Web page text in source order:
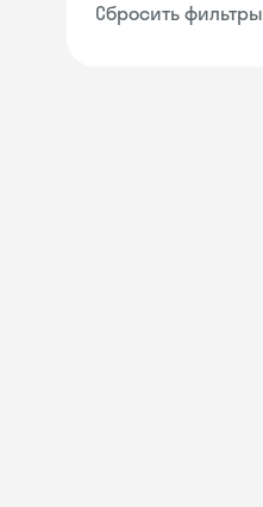
Сбросить фильтры